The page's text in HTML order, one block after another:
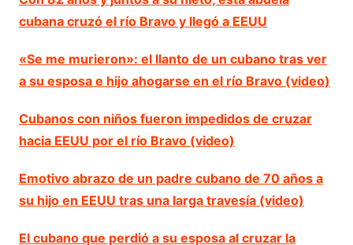
cubana cruzó el río Bravo y llegó a EEUU
«Se me murieron»: el llanto de un cubano tras ver
a su esposa e hijo ahogarse en el río Bravo (video)
Cubanos con niños fueron impedidos de cruzar
hacia EEUU por el río Bravo (video)
Emotivo abrazo de un padre cubano de 70 años a
su hijo en EEUU tras una larga travesía (video)
El cubano que perdió a su esposa al cruzar la